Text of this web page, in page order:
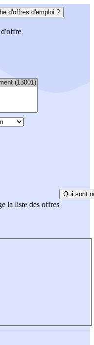
d'offres d'emploi ?
d'offre
la liste des offres
Qui sont